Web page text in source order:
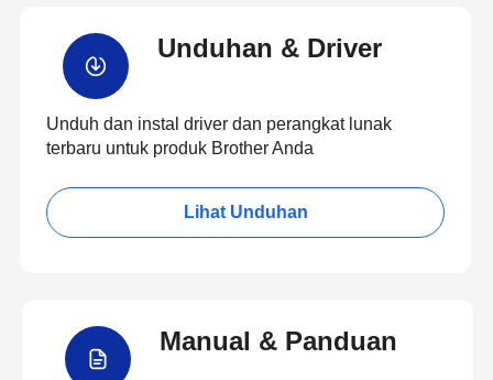
Unduhan & Driver
Unduh dan instal driver dan perangkat lunak
terbaru untuk produk Brother Anda
Lihat Unduhan
Manual & Panduan